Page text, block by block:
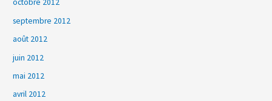
octobre 2012
septembre 2012
août 2012
juin 2012
mai 2012
avril 2012